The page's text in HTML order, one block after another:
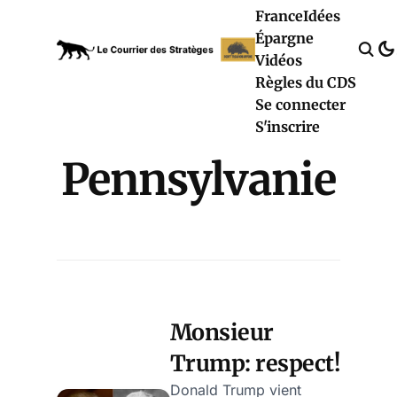
FranceIdées
Épargne
Vidéos
Règles du CDS
Se connecter
S'inscrire
Pennsylvanie
Monsieur
Trump: respect!
Donald Trump vient